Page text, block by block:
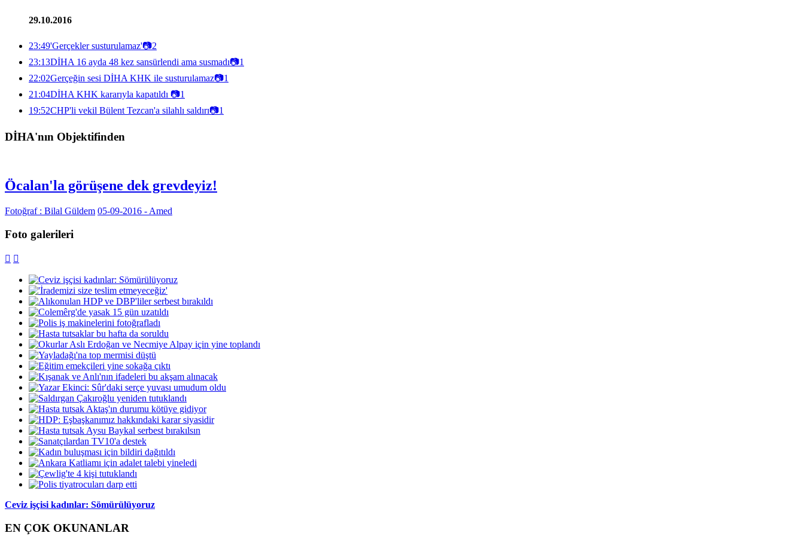
29.10.2016
23:49'Gerçekler susturulamaz'📷2
23:13DİHA 16 ayda 48 kez sansürlendi ama susmadı📷1
22:02Gerçeğin sesi DİHA KHK ile susturulamaz📷1
21:04DİHA KHK kararıyla kapatıldı 📷1
19:52CHP'li vekil Bülent Tezcan'a silahlı saldırı📷1
DİHA'nın Objektifinden
Öcalan'la görüşene dek grevdeyiz!
Fotoğraf : Bilal Güldem 05-09-2016 - Amed
Foto galerileri
 
Ceviz işçisi kadınlar: Sömürülüyoruz
EN ÇOK OKUNANLAR